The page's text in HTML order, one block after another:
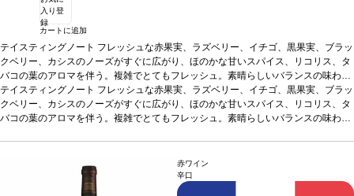
入り登
録
カートに追加
テイスティングノート フレッシュな赤果実、ラズベリー、イチゴ、黒果実、ブラッ
クベリー、カシスのノーズがすぐに広がり、ほのかな甘いスパイス、リコリス、タ
バコの葉のアロマを伴う。複雑でとてもフレッシュ。素晴らしいバランスの味わい
は、フレッシュで活き活きとしている。凝縮していて、柔らかいテクスチャーを持
ち、調和が取れている。鮮やかでエネルギーに満ち溢れ、見事な余韻を持つ。複雑
な風味は新鮮な果実、スパイス、シガーボックスに、テロワールを表す微かにスモ
テイスティングノート フレッシュな赤果実、ラズベリー、イチゴ、黒果実、ブラッ
クベリー、カシスのノーズがすぐに広がり、ほのかな甘いスパイス、リコリス、タ
バコの葉のアロマを伴う。複雑でとてもフレッシュ。素晴らしいバランスの味わい
な風味は新鮮な果実、スパイス、シガーボックスに、テロワールを表す微かにスモ
ーキーなミネラルも感じる。調和と滑らかさが組み合わさる、複雑で偉大なワイ
63% カベルネ・ソーヴィニヨン、33% メルロー、3% カベルネ・フ
赤ワイン
辛口